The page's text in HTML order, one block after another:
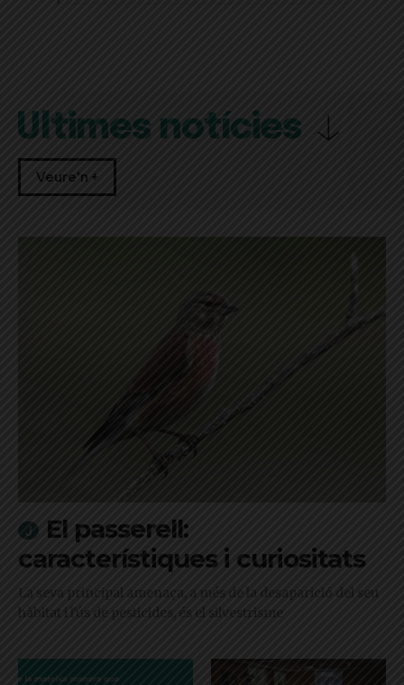
Últimes notícies
Veure'n +
El passerell:
característiques i curiositats
La seva principal amenaça, a més de la desaparició del seu
hàbitat i l'ús de pesticides, és el silvestrisme